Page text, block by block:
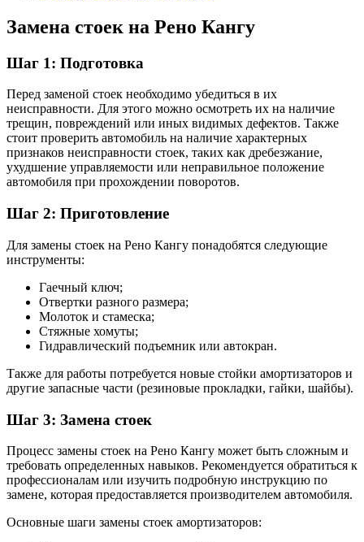
Замена стоек на Рено Кангу
Шаг 1: Подготовка
Перед заменой стоек необходимо убедиться в их
неисправности. Для этого можно осмотреть их на наличие
трещин, повреждений или иных видимых дефектов. Также
стоит проверить автомобиль на наличие характерных
признаков неисправности стоек, таких как дребезжание,
ухудшение управляемости или неправильное положение
автомобиля при прохождении поворотов.
Шаг 2: Приготовление
Для замены стоек на Рено Кангу понадобятся следующие
инструменты:
Гаечный ключ;
Отвертки разного размера;
Молоток и стамеска;
Стяжные хомуты;
Гидравлический подъемник или автокран.
Также для работы потребуется новые стойки амортизаторов и
другие запасные части (резиновые прокладки, гайки, шайбы).
Шаг 3: Замена стоек
Процесс замены стоек на Рено Кангу может быть сложным и
требовать определенных навыков. Рекомендуется обратиться к
профессионалам или изучить подробную инструкцию по
замене, которая предоставляется производителем автомобиля.
Основные шаги замены стоек амортизаторов: